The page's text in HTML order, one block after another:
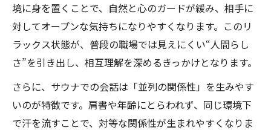
境に身を置くことで、自然と心のガードが緩み、相手に
対してオープンな気持ちになりやすくなります。このリ
ラックス状態が、普段の職場では見えにくい“人間らし
さ”を引き出し、相互理解を深めるきっかけとなります。
さらに、サウナでの会話は「並列の関係性」を生みやす
いのが特徴です。肩書や年齢にとらわれず、同じ環境下
で汗を流すことで、対等な関係性が生まれやすくなりま